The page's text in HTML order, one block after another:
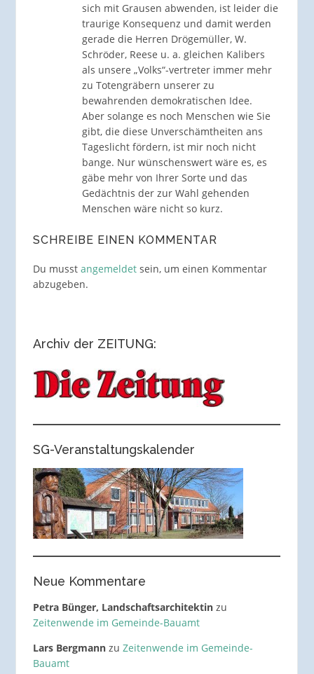
sich mit Grausen abwenden, ist leider die
traurige Konsequenz und damit werden
gerade die Herren Drögemüller, W.
Schröder, Reese u. a. gleichen Kalibers
als unsere „Volks“-vertreter immer mehr
zu Totengräbern unserer zu
bewahrenden demokratischen Idee.
Aber solange es noch Menschen wie Sie
gibt, die diese Unverschämtheiten ans
Tageslicht fördern, ist mir noch nicht
bange. Nur wünschenswert wäre es, es
gäbe mehr von Ihrer Sorte und das
Gedächtnis der zur Wahl gehenden
Menschen wäre nicht so kurz.
SCHREIBE EINEN KOMMENTAR
Du musst angemeldetsein, um einen Kommentar
abzugeben.
Archiv der ZEITUNG:
SG-Veranstaltungskalender
Neue Kommentare
Petra Bünger, Landschaftsarchitektinzu
Zeitenwende im Gemeinde-Bauamt
Lars Bergmannzu Zeitenwende im Gemeinde-
Bauamt